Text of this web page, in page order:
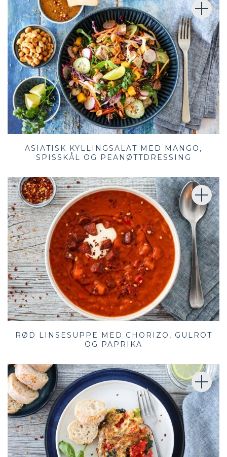
ASIATISK KYLLINGSALAT MED MANGO,
SPISSKÅL OG PEANØTTDRESSING
RØD LINSESUPPE MED CHORIZO, GULROT
OG PAPRIKA